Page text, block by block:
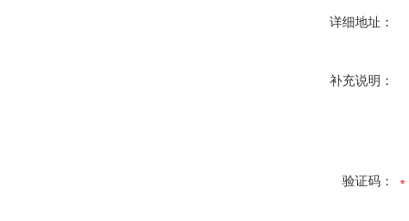
详细地址：
补充说明：
验证码：